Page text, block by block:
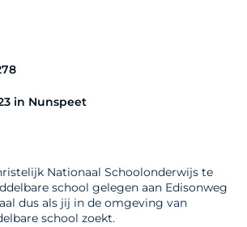
in Nunspeet
Nationaal Schoolonderwijs te
school gelegen aan Edisonweg
dus als jij in de omgeving van
school zoekt.